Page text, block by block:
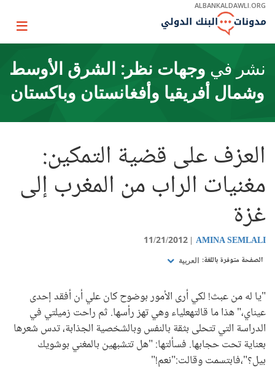
Skip
Main
ALBANKALDAWLI.ORG
Page
نشر في وجهات نظر: الشرق الأوسط
وشمال أفريقيا وأفغانستان وباكستان
العزف على قضية التمكين:
مغنيات الراب من المغرب إلى
غزة
AMINA SEMLALI
11/21/2012
الصفحة متوفرة باللغة: العربية
"يا له من عبث! لكي أرى الأمور بوضوح كان علي أن أفقد إحدى
عيناي،" هذا ما قالتهعلياء وهي تهز رأسها. ثم راحت زميلتي في
الدراسة التي تتحلى بثقة بالنفس وبالشخصية الجذابة، تدس شعرها
بعناية تحت حجابها. فسألتها: "هل تتشبهين بالمغني بوشويك
بيل؟"،فابتسمت وقالت:"نعم!"